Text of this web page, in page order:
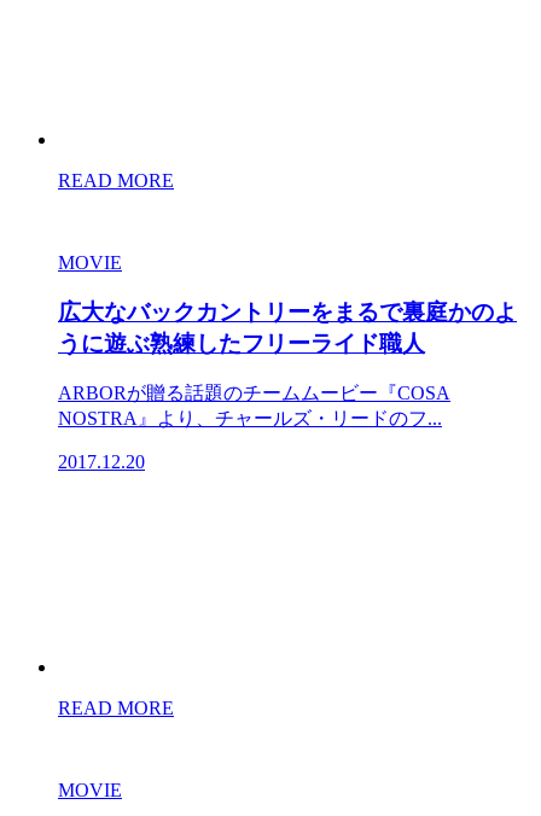
READ MORE
MOVIE
広大なバックカントリーをまるで裏庭かのよ
うに遊ぶ熟練したフリーライド職人
ARBORが贈る話題のチームムービー『COSA
NOSTRA』より、チャールズ・リードのフ...
2017.12.20
READ MORE
MOVIE